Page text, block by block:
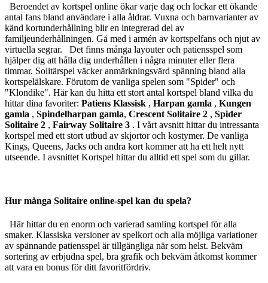
Beroendet av kortspel online ökar varje dag och lockar ett ökande
antal fans bland användare i alla åldrar. Vuxna och barnvarianter av
känd kortunderhållning blir en integrerad del av
familjeunderhållningen. Gå med i armén av kortspelfans och njut av
virtuella segrar.
Det finns många layouter och patiensspel som
hjälper dig att hålla dig underhållen i några minuter eller flera
timmar. Solitärspel väcker anmärkningsvärd spänning bland alla
kortspelälskare. Förutom de vanliga spelen som "Spider" och
"Klondike". Här kan du hitta ett stort antal kortspel bland vilka du
hittar dina favoriter: Patiens Klassisk , Harpan gamla , Kungen
gamla , Spindelharpan gamla, Crescent Solitaire 2 , Spider
Solitaire 2 , Fairway Solitaire 3 . I vårt avsnitt hittar du intressanta
kortspel med ett stort utbud av skjortor och kostymer. De vanliga
Kings, Queens, Jacks och andra kort kommer att ha ett helt nytt
utseende. I avsnittet Kortspel hittar du alltid ett spel som du gillar.
Hur många Solitaire online-spel kan du spela?
Här hittar du en enorm och varierad samling kortspel för alla
smaker. Klassiska versioner av spelkort och alla möjliga variationer
av spännande patiensspel är tillgängliga när som helst. Bekväm
sortering av erbjudna spel, bra grafik och bekväm åtkomst kommer
att vara en bonus för ditt favoritfördriv.